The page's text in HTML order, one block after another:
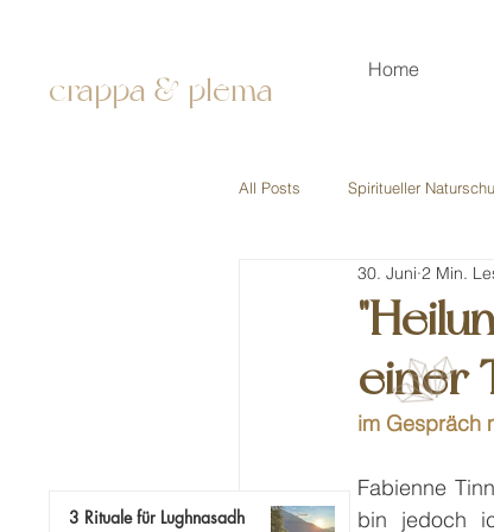
crappa & plema
Home
All Posts Spiritueller
Persönliche Geschichten
einer
30. Juni 2 Min.
im Gespräch
Fabienne
bin jedoch
3 Rituale für Lughnasadh